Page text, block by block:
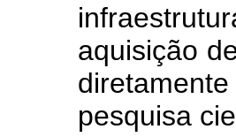
aquisição
pesquisa